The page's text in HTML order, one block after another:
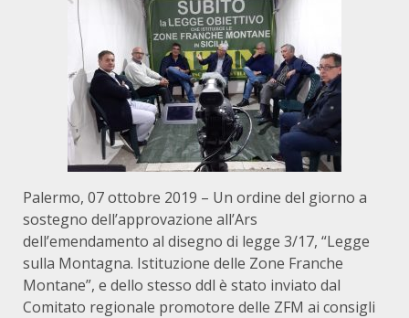
Palermo, 07 ottobre 2019 – Un ordine del giorno a
sostegno dell’approvazione all’Ars
dell’emendamento al disegno di legge 3/17, “Legge
sulla Montagna. Istituzione delle Zone Franche
Montane”, e dello stesso ddl è stato inviato dal
Comitato regionale promotore delle ZFM ai consigli